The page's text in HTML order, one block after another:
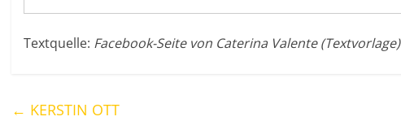
Textquelle: Facebook-Seite von Caterina Valente (Textvorlage)
← KERSTIN OTT